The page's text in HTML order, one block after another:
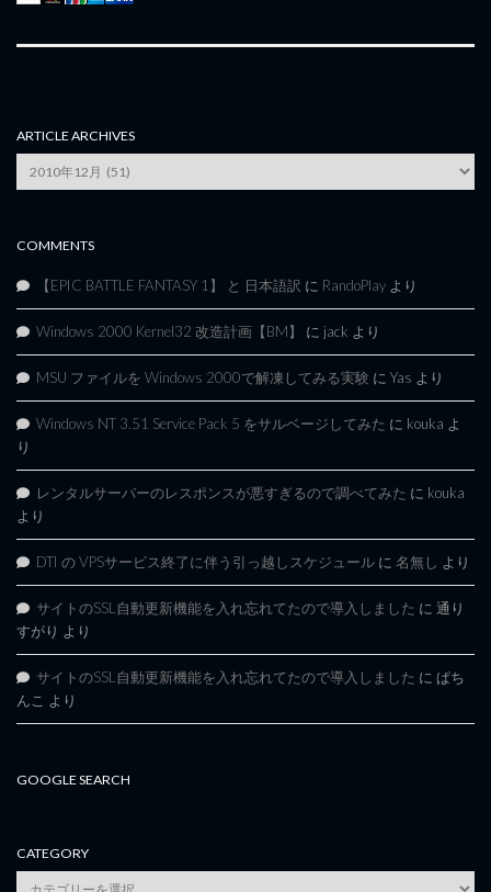
ARTICLE ARCHIVES
Archives
COMMENTS
【EPIC BATTLE FANTASY 1】 と 日本語訳 に RandoPlay より
Windows 2000 Kernel32 改造計画【BM】 に jack より
MSU ファイルを Windows 2000で解凍してみる実験 に Yas より
Windows NT 3.51 Service Pack 5 をサルベージしてみた に kouka よ
り
レンタルサーバーのレスポンスが悪すぎるので調べてみた に kouka
より
DTI の VPSサービス終了に伴う引っ越しスケジュール に 名無し より
サイトのSSL自動更新機能を入れ忘れてたので導入しました に 通り
すがり より
サイトのSSL自動更新機能を入れ忘れてたので導入しました に ぱち
んこ より
GOOGLE SEARCH
CATEGORY
category